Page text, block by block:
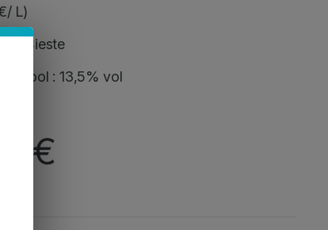
L)
Sieste
d’alcool : 13,5% vol
€